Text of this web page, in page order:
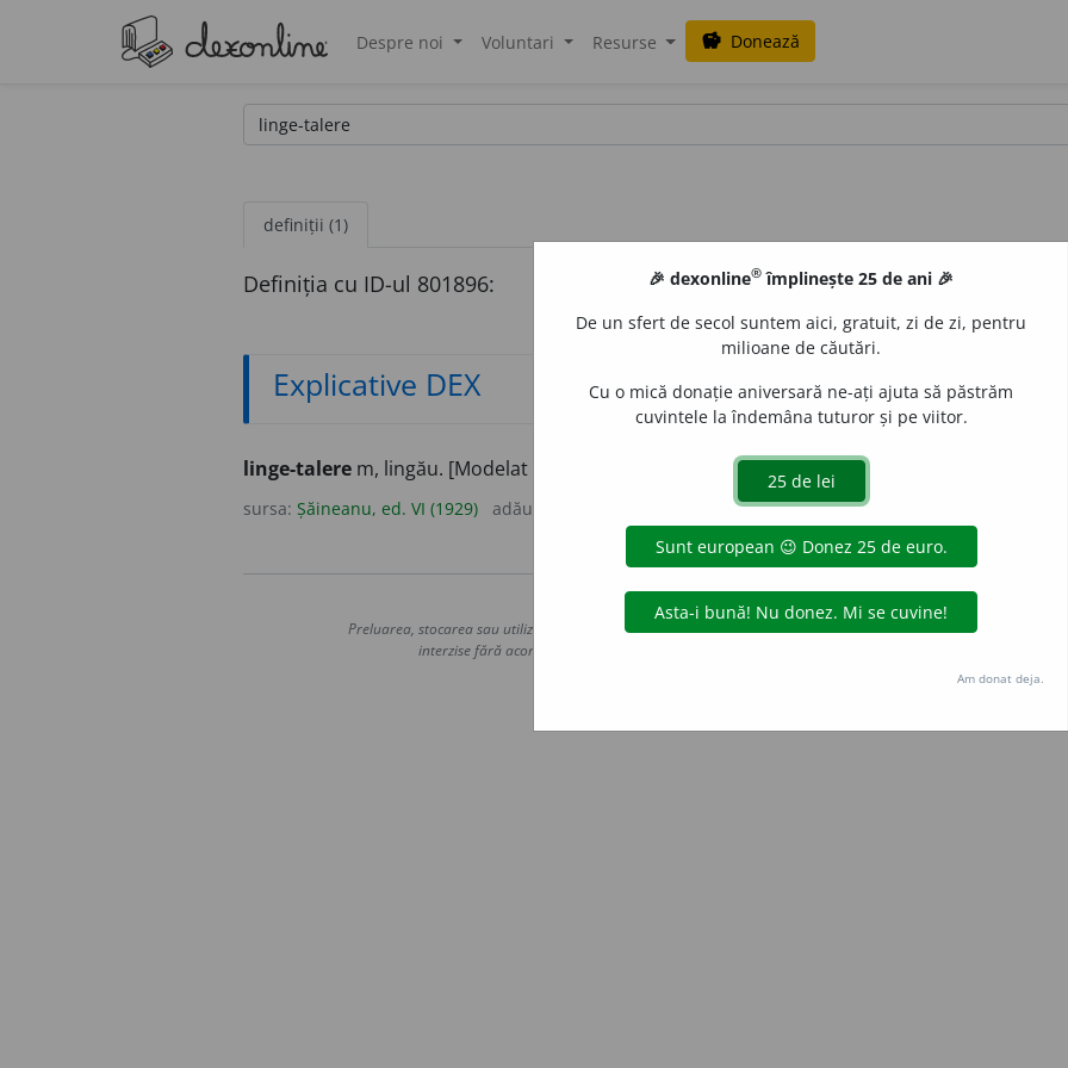
Despre noi Voluntari Resurse savings Donează
definiții (1)
Definiția cu ID-ul 801896:
Explicative DEX
linge-talere m, lingău. [Modelat după germ. Tellerlecker].
sursa: Șăineanu, ed. VI (1929) adăugată de
Copyright © 2004-2026 dexonline (https://dexonline.ro)
Preluarea, stocarea sau utilizarea datelor de pe acest site, inclusiv prin orice metode de extragere automată
interzise fără acordul nostru prealabil scris, cu excepția seturilor de date oferite oficial spre utilizare
Hosterion
🎉 dexonline® împlinește 25 de ani 🎉
De un sfert de secol suntem aici, gratuit, zi de zi, pentru
milioane de căutări.
Cu o mică donație aniversară ne-ați ajuta să păstrăm
cuvintele la îndemâna tuturor și pe viitor.
Am donat deja.